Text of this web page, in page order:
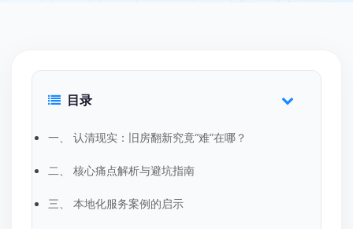
目录
一、 认清现实：旧房翻新究竟“难”在哪？
二、 核心痛点解析与避坑指南
三、 本地化服务案例的启示